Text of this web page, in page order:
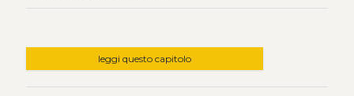
leggi questo capitolo